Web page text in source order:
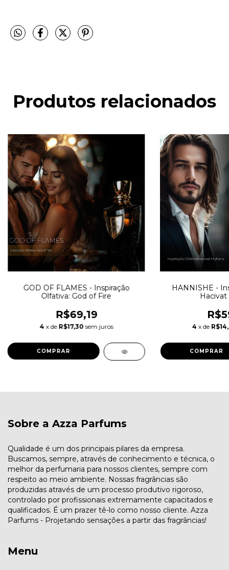
Produtos relacionados
GOD OF FLAMES - Inspiração
Olfativa: God of Fire
R$69,19
4 x de R$17,30 sem juros
COMPRAR
HANNISHE -
4 x de
COMPRAR
Sobre a Azza Parfums
Qualidade é um dos principais pilares da empresa.
Buscamos, sempre, através de conhecimento e técnica, o
melhor da perfumaria para nossos clientes, sempre com
respeito ao meio ambiente. Nossas fragrâncias são
produzidas através de um processo produtivo rigoroso,
controlado por profissionais extremamente capacitados e
qualificados. É um prazer tê-lo como nosso cliente. Azza
Parfums - Projetando sensações a partir das fragrâncias!
Menu